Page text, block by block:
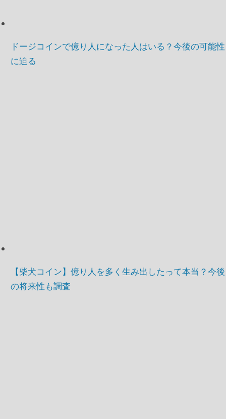
ドージコインで億り人になった人はいる？今後の可能性
に迫る
【柴犬コイン】億り人を多く生み出したって本当？今後
の将来性も調査